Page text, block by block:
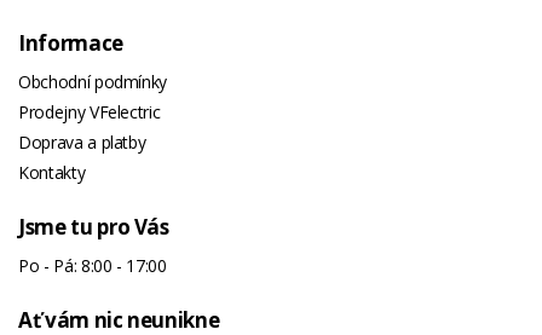
Informace
Obchodní podmínky
Prodejny VFelectric
Doprava a platby
Kontakty
Jsme tu pro Vás
Po - Pá: 8:00 - 17:00
Ať vám nic neunikne